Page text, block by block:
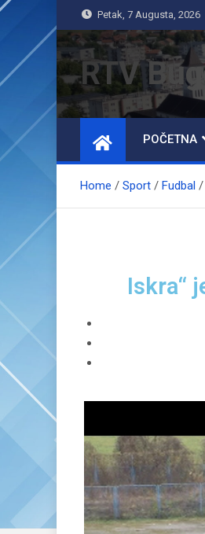
Petak, 7 Augusta, 2026
RTV
POČETNA
Home Sport Fudbal
Iskra“